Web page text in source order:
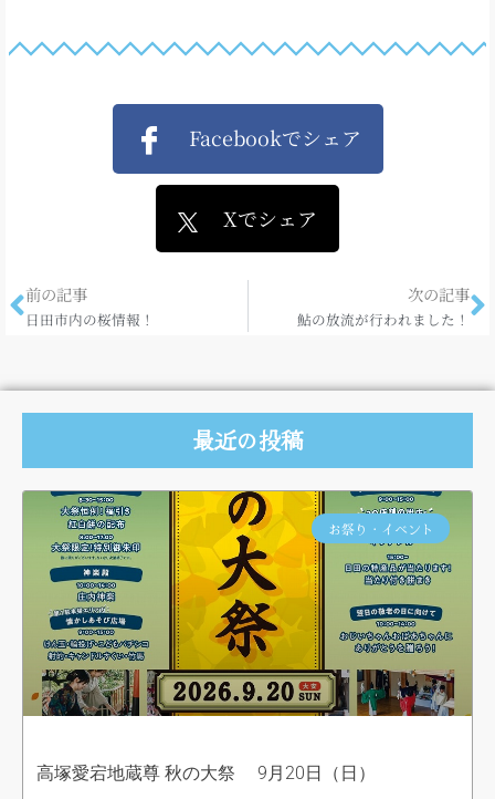
Facebookでシェア
Xでシェア
前の記事
日田市内の桜情報！
次の記事
鮎の放流が行われました！
最近の投稿
お祭り・イベント
高塚愛宕地蔵尊 秋の大祭 9月20日（日）